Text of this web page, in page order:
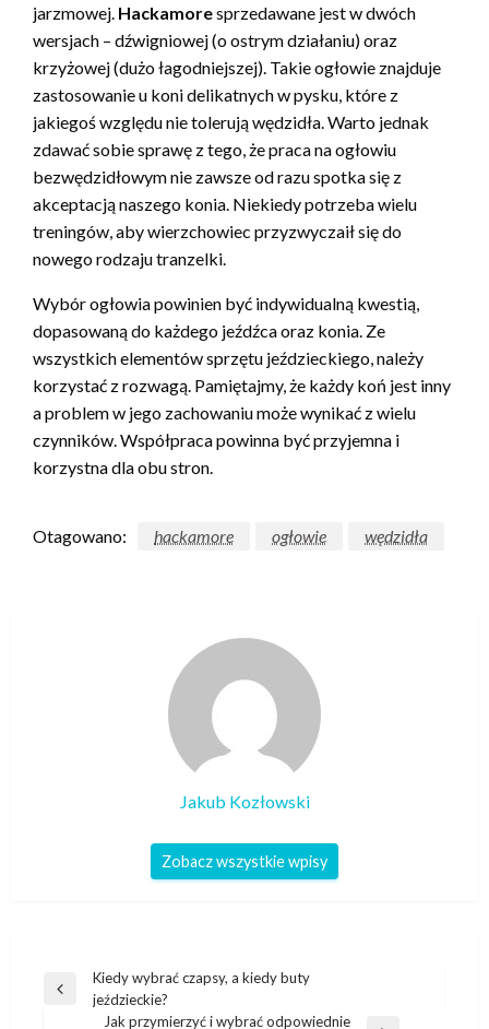
jarzmowej. Hackamoresprzedawane jest w dwóch
wersjach – dźwigniowej (o ostrym działaniu) oraz
krzyżowej (dużo łagodniejszej). Takie ogłowie znajduje
zastosowanie u koni delikatnych w pysku, które z
jakiegoś względu nie tolerują wędzidła. Warto jednak
zdawać sobie sprawę z tego, że praca na ogłowiu
bezwędzidłowym nie zawsze od razu spotka się z
akceptacją naszego konia. Niekiedy potrzeba wielu
treningów, aby wierzchowiec przyzwyczaił się do
nowego rodzaju tranzelki.
Wybór ogłowia powinien być indywidualną kwestią,
dopasowaną do każdego jeźdźca oraz konia. Ze
wszystkich elementów sprzętu jeździeckiego, należy
korzystać z rozwagą. Pamiętajmy, że każdy koń jest inny
a problem w jego zachowaniu może wynikać z wielu
czynników. Współpraca powinna być przyjemna i
korzystna dla obu stron.
Otagowano: hackamore ogłowie wędzidła
Jakub Kozłowski
Zobacz wszystkie wpisy
Nawigacja
wpisu
Poprzedni
Kiedy wybrać czapsy, a kiedy buty
jeździeckie?
Jak przymierzyć i wybrać odpowiednie